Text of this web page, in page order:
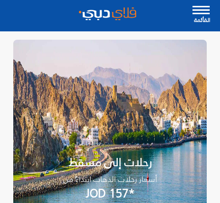
القأئمة
رحلات إلى مسقط
أسعار رحلات الذهاب ابتداءً من
*JOD 157